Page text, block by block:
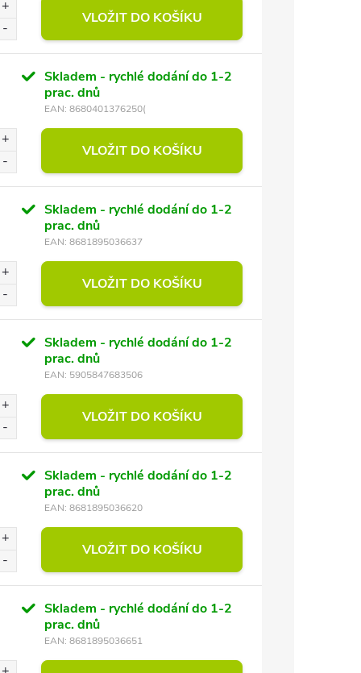
VLOŽIT DO KOŠÍKU
Skladem - rychlé dodání do 1-2
prac. dnů
EAN: 8680401376250(
VLOŽIT DO KOŠÍKU
Skladem - rychlé dodání do 1-2
prac. dnů
EAN: 8681895036637
VLOŽIT DO KOŠÍKU
Skladem - rychlé dodání do 1-2
prac. dnů
EAN: 5905847683506
VLOŽIT DO KOŠÍKU
Skladem - rychlé dodání do 1-2
prac. dnů
EAN: 8681895036620
VLOŽIT DO KOŠÍKU
Skladem - rychlé dodání do 1-2
prac. dnů
EAN: 8681895036651